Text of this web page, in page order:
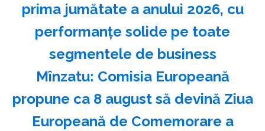
prima jumătate a anului 2026, cu
performanțe solide pe toate
segmentele de business
Mînzatu: Comisia Europeană
propune ca 8 august să devină Ziua
Europeană de Comemorare a